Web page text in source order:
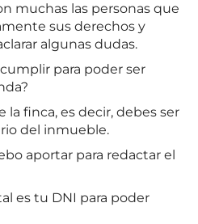
muchas las personas que
sus derechos y
algunas dudas.
para poder ser
la finca, es decir, debes ser
del inmueble.
aportar para redactar el
es tu DNI para poder